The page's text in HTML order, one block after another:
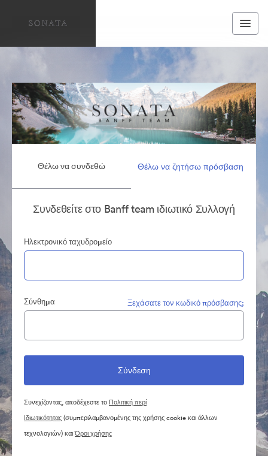
Θέλω να συνδεθώ Θέλω να ζητήσω πρόσβαση
Συνδεθείτε στο Banff team ιδιωτικό Συλλογή
Ηλεκτρονικό ταχυδρομείο
Σύνθημα Ξεχάσατε τον κωδικό πρόσβασης;
Συνεχίζοντας, αποδέχεστε το Πολιτική περί
Ιδιωτικότητας(συμπεριλαμβανομένης της χρήσης cookie και άλλων
τεχνολογιών) καιΌροι χρήσης